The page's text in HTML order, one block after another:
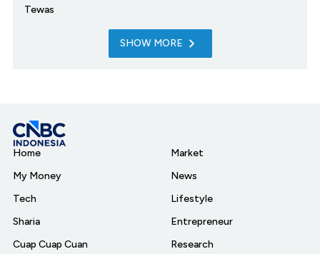
Tewas
SHOW MORE
Home
My Money
Tech
Sharia
Cuap Cuap Cuan
Market
News
Lifestyle
Entrepreneur
Research